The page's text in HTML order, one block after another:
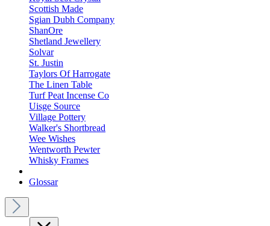
Scottish Made
Sgian Dubh Company
ShanOre
Shetland Jewellery
Solvar
St. Justin
Taylors Of Harrogate
The Linen Table
Turf Peat Incense Co
Uisge Source
Village Pottery
Walker's Shortbread
Wee Wishes
Wentworth Pewter
Whisky Frames
Glossar